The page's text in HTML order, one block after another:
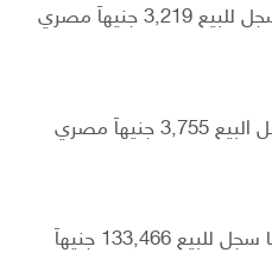
134,352 جاء الشراء بقيمة، بينما سجل للبيع 133,466 جنيهاَ